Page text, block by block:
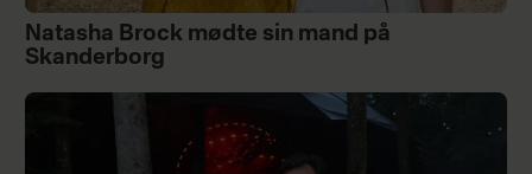
Natasha Brock mødte sin mand på
Skanderborg